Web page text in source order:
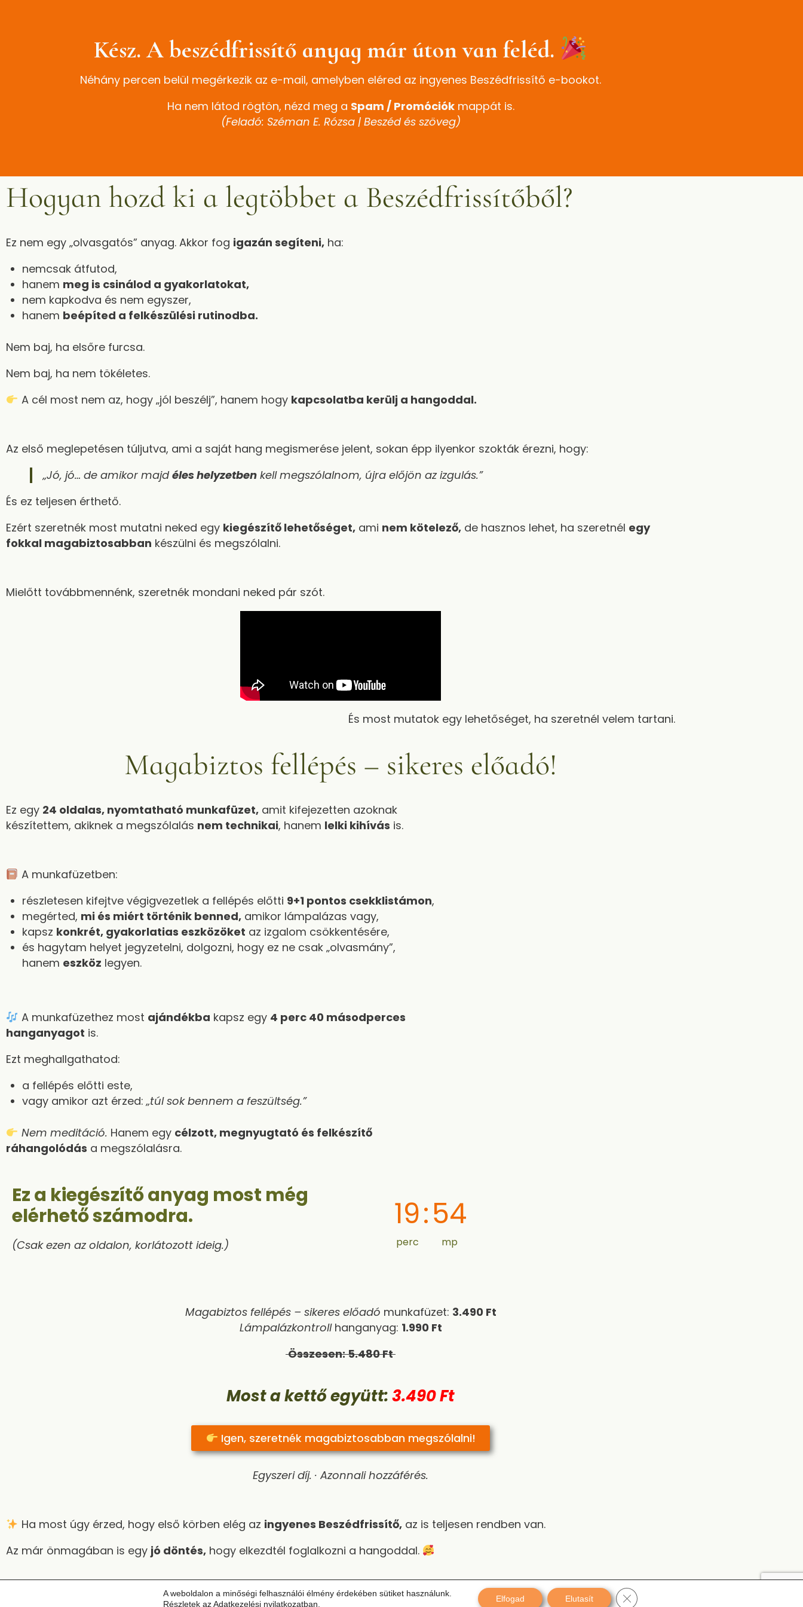
Kész. A beszédfrissítő anyag már úton van feléd.
Néhány percen belül megérkezik az e-mail, amelyben eléred az ingyenes Beszédfrissítő e-bookot.
Ha nem látod rögtön, nézd meg a Spam / Promóciókmappát is.
(Feladó: Széman E. Rózsa | Beszéd és szöveg)
Hogyan hozd ki a legtöbbet a Beszédfrissítőből?
Ez nem egy „olvasgatós” anyag. Akkor fog igazán segíteni, ha:
nemcsak átfutod,
hanem meg is csinálod a gyakorlatokat,
nem kapkodva és nem egyszer,
hanem beépíted a felkészülési rutinodba.
Nem baj, ha elsőre furcsa.
Nem baj, ha nem tökéletes.
A cél most nem az, hogy „jól beszélj”, hanem hogy kapcsolatba kerülj a hangoddal.
Az első meglepetésen túljutva, ami a saját hang megismerése jelent, sokan épp ilyenkor szokták érezni, hogy:
„Jó, jó… de amikor majdéles helyzetben kell megszólalnom, újra előjön az izgulás.”
És ez teljesen érthető.
Ezért szeretnék most mutatni neked egy kiegészítő lehetőséget, ami nem kötelező, de hasznos lehet, ha szeretnél egy
fokkal magabiztosabban készülni és megszólalni.
Mielőtt továbbmennénk, szeretnék mondani neked pár szót.
És most mutatok egy lehetőséget, ha szeretnél velem tartani.
Magabiztos fellépés – sikeres előadó!
Ez egy 24 oldalas, nyomtatható munkafüzet, amit kifejezetten azoknak
készítettem, akiknek a megszólalás nem technikai, hanem lelki kihívás is.
A munkafüzetben:
részletesen kifejtve végigvezetlek a fellépés előtti 9+1 pontos csekklistámon,
megérted, mi és miért történik benned, amikor lámpalázas vagy,
kapsz konkrét, gyakorlatias eszközöket az izgalom csökkentésére,
és hagytam helyet jegyzetelni, dolgozni, hogy ez ne csak „olvasmány”,
hanem eszköz legyen.
A munkafüzethez most ajándékba kapsz egy 4 perc 40 másodperces
hanganyagot is.
Ezt meghallgathatod:
a fellépés előtti este,
vagy amikor azt érzed:„túl sok bennem a feszültség.”
Nem meditáció. Hanem egy célzott, megnyugtató és felkészítő
ráhangolódás a megszólalásra.
Ez a kiegészítő anyag most még
elérhető számodra.
(Csak ezen az oldalon, korlátozott ideig.)
19
perc
:53
mp
Magabiztos fellépés – sikeres előadó munkafüzet: 3.490 Ft
Lámpalázkontrollhanganyag: 1.990 Ft
Összesen: 5.480 Ft
Most a kettő együtt:3.490 Ft
Igen, szeretnék magabiztosabban megszólalni!
Egyszeri díj. · Azonnali hozzáférés.
Ha most úgy érzed, hogy első körben elég az ingyenes Beszédfrissítő,az is teljesen rendben van.
Az már önmagában is egy jó döntés, hogy elkezdtél foglalkozni a hangoddal.
A weboldalon a minőségi felhasználói élmény érdekében sütiket használunk.
Részletek azAdatkezelési nyilatkozatban.
Elfogad Elutasít Close GDPR Cookie Banner